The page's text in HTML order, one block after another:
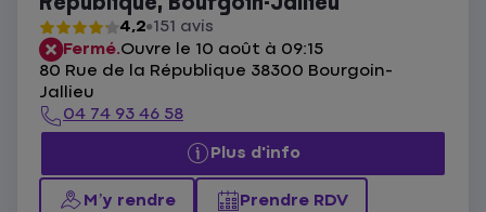
4,2 151 avis
Fermé.Ouvre le 10 août à 09:15
80 Rue de la République 38300 Bourgoin-
Jallieu
04 74 93 46 58
Plus d'info
M’y rendre Prendre RDV